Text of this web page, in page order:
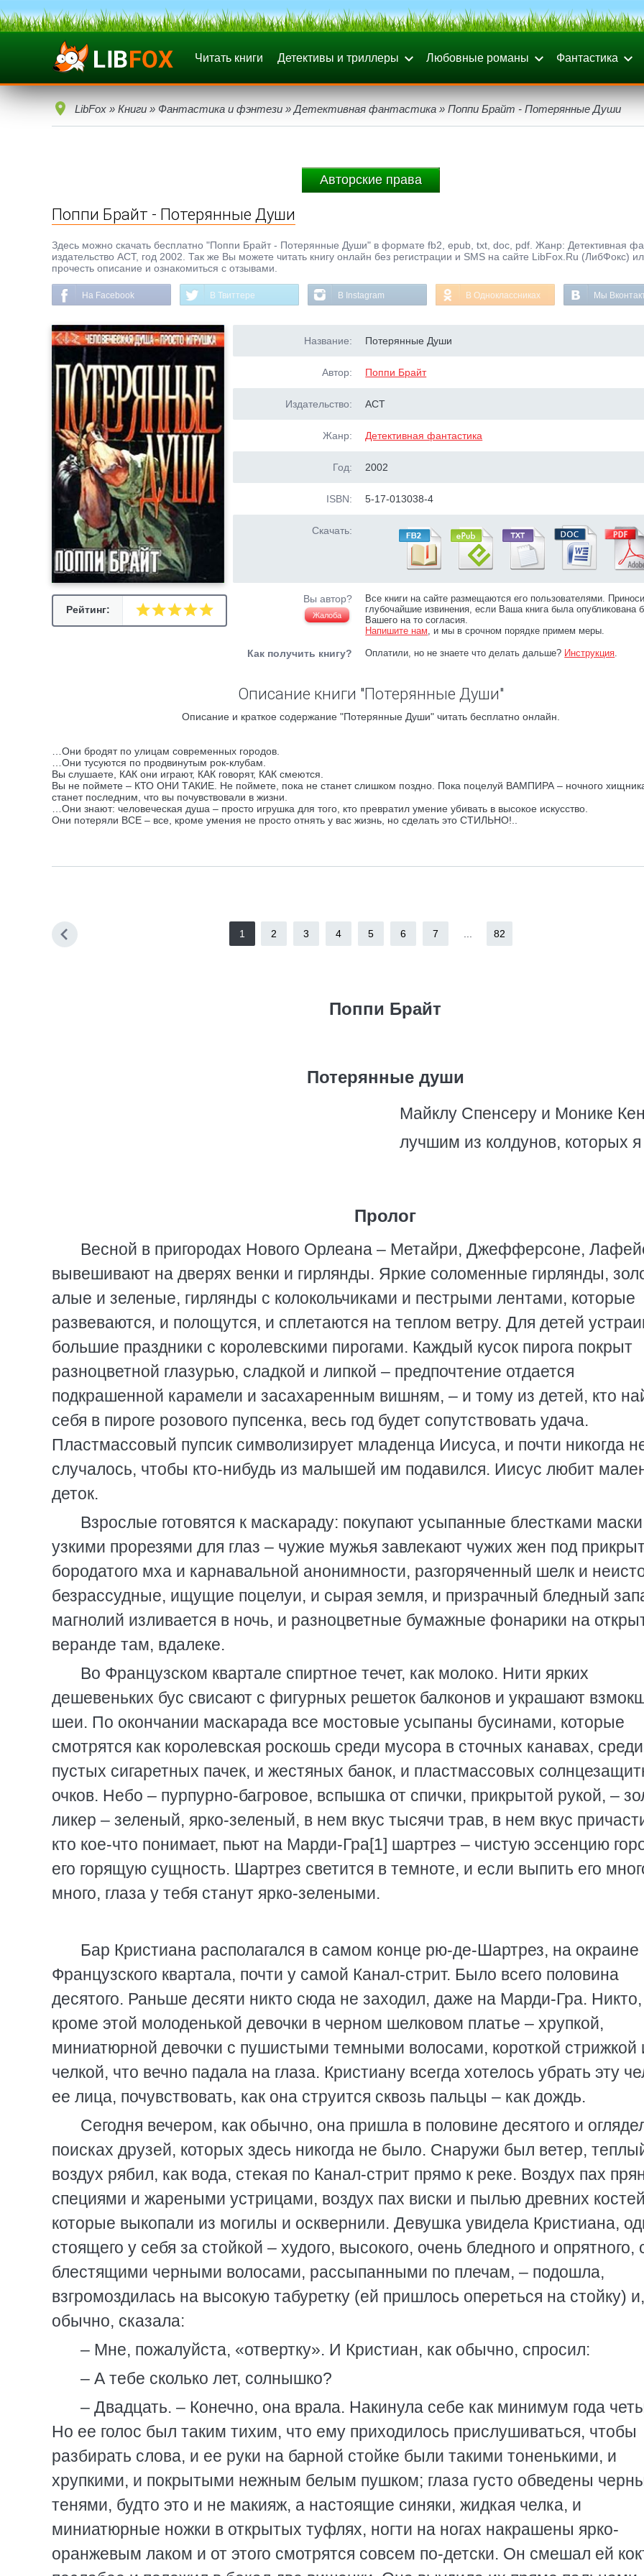
Читать книги Детективы и триллеры Любовные романы Фантастика
LibFox » Книги » Фантастика и фэнтези » Детективная фантастика » Поппи Брайт - Потерянные Души
Авторские права
Поппи Брайт - Потерянные Души
Здесь можно скачать бесплатно "Поппи Брайт - Потерянные Души" в формате fb2, epub, txt, doc, pdf. Жанр: Детективная
издательство АСТ, год 2002. Так же Вы можете читать книгу онлайн без регистрации и SMS на сайте LibFox.Ru (ЛибФокс)
прочесть описание и ознакомиться с отзывами.
На Facebook В Твиттере В Instagram В Одноклассниках Мы
Рейтинг:
Название: Потерянные Души
Автор: Поппи Брайт
Издательство: АСТ
Жанр: Детективная фантастика
Год: 2002
ISBN: 5-17-013038-4
Скачать:
Вы автор?
Жалоба
Все книги на сайте размещаются его пользователями.
глубочайшие извинения, если Ваша книга была опубликована
Вашего на то согласия.
Напишите нам, и мы в срочном порядке примем меры.
Как получить книгу? Оплатили, но не знаете что делать дальше? Инструкция.
Описание книги "Потерянные Души"
Описание и краткое содержание "Потерянные Души" читать бесплатно онлайн.
…Они бродят по улицам современных городов.
…Они тусуются по продвинутым рок-клубам.
Вы слушаете, КАК они играют, КАК говорят, КАК смеются.
Вы не поймете – КТО ОНИ ТАКИЕ. Не поймете, пока не станет слишком поздно. Пока поцелуй ВАМПИРА – ночного
станет последним, что вы почувствовали в жизни.
…Они знают: человеческая душа – просто игрушка для того, кто превратил умение убивать в высокое искусство.
Они потеряли ВСЕ – все, кроме умения не просто отнять у вас жизнь, но сделать это СТИЛЬНО!..
1 2 3 4 5 6 7 82
Поппи Брайт
Потерянные души
Майклу Спенсеру и Монике
лучшим из колдунов, которых
Пролог
Весной в пригородах Нового Орлеана – Метайри, Джефферсоне,
вывешивают на дверях венки и гирлянды. Яркие соломенные гирлянды,
алые и зеленые, гирлянды с колокольчиками и пестрыми лентами, которые
развеваются, и полощутся, и сплетаются на теплом ветру. Для детей
большие праздники с королевскими пирогами. Каждый кусок пирога покрыт
разноцветной глазурью, сладкой и липкой – предпочтение отдается
подкрашенной карамели и засахаренным вишням, – и тому из детей, кто
себя в пироге розового пупсенка, весь год будет сопутствовать удача.
Пластмассовый пупсик символизирует младенца Иисуса, и почти никогда
случалось, чтобы кто-нибудь из малышей им подавился. Иисус любит
деток.
Взрослые готовятся к маскараду: покупают усыпанные блестками
узкими прорезями для глаз – чужие мужья завлекают чужих жен под
бородатого мха и карнавальной анонимности, разгоряченный шелк и
безрассудные, ищущие поцелуи, и сырая земля, и призрачный бледный
магнолий изливается в ночь, и разноцветные бумажные фонарики на
веранде там, вдалеке.
Во Французском квартале спиртное течет, как молоко. Нити ярких
дешевеньких бус свисают с фигурных решеток балконов и украшают
шеи. По окончании маскарада все мостовые усыпаны бусинами, которые
смотрятся как королевская роскошь среди мусора в сточных канавах, среди
пустых сигаретных пачек, и жестяных банок, и пластмассовых
очков. Небо – пурпурно-багровое, вспышка от спички, прикрытой рукой, –
ликер – зеленый, ярко-зеленый, в нем вкус тысячи трав, в нем вкус
кто кое-что понимает, пьют на Марди-Гра[1] шартрез – чистую эссенцию
его горящую сущность. Шартрез светится в темноте, и если выпить его
много, глаза у тебя станут ярко-зелеными.
Бар Кристиана располагался в самом конце рю-де-Шартрез, на окраине
Французского квартала, почти у самой Канал-стрит. Было всего половина
десятого. Раньше десяти никто сюда не заходил, даже на Марди-Гра. Никто,
кроме этой молоденькой девочки в черном шелковом платье – хрупкой,
миниатюрной девочки с пушистыми темными волосами, короткой стрижкой
челкой, что вечно падала на глаза. Кристиану всегда хотелось убрать эту
ее лица, почувствовать, как она струится сквозь пальцы – как дождь.
Сегодня вечером, как обычно, она пришла в половине десятого и
поисках друзей, которых здесь никогда не было. Снаружи был ветер,
воздух рябил, как вода, стекая по Канал-стрит прямо к реке. Воздух пах
специями и жареными устрицами, воздух пах виски и пылью древних
которые выкопали из могилы и осквернили. Девушка увидела Кристиана,
стоящего у себя за стойкой – худого, высокого, очень бледного и опрятного,
блестящими черными волосами, рассыпанными по плечам, – подошла,
взгромоздилась на высокую табуретку (ей пришлось опереться на стойку)
обычно, сказала:
– Мне, пожалуйста, «отвертку». И Кристиан, как обычно, спросил:
– А тебе сколько лет, солнышко?
– Двадцать. – Конечно, она врала. Накинула себе как минимум года
Но ее голос был таким тихим, что ему приходилось прислушиваться, чтобы
разбирать слова, и ее руки на барной стойке были такими тоненькими, и
хрупкими, и покрытыми нежным белым пушком; глаза густо обведены
тенями, будто это и не макияж, а настоящие синяки, жидкая челка, и
миниатюрные ножки в открытых туфлях, ногти на ногах накрашены ярко-
оранжевым лаком и от этого смотрятся совсем по-детски. Он смешал ей